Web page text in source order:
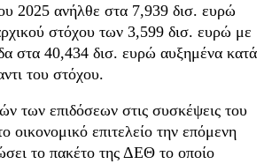
2025 ανήλθε στα 7,939 δισ. ευρώ
στόχου των 3,599 δισ. ευρώ με
στα 40,434 δισ. ευρώ αυξημένα κατά
του στόχου.
των επιδόσεων στις συσκέψεις του
οικονομικό επιτελείο την επόμενη
το πακέτο της ΔΕΘ το οποίο